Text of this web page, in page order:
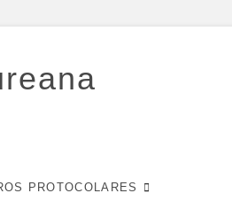
PROTOCOLARES